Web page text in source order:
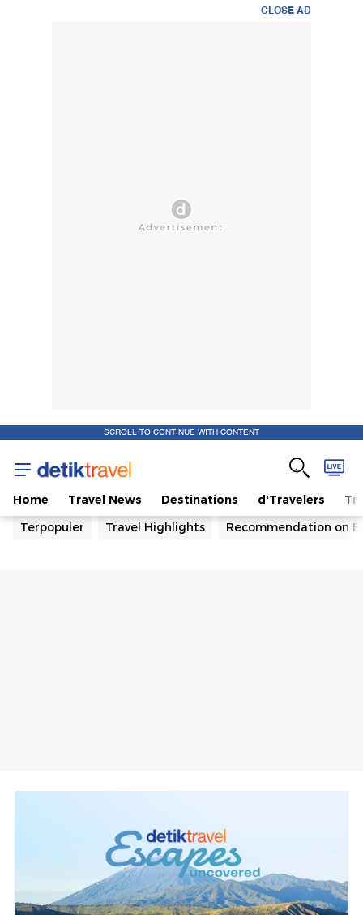
CLOSE AD
SCROLL TO CONTINUE WITH CONTENT
Home Travel News Destinations d'Travelers
Terpopuler
Travel Highlights Recommendation on